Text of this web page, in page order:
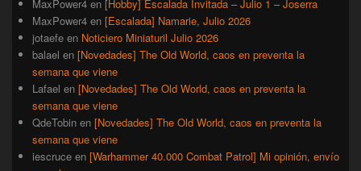
MaxPower4 en [Hobby] Escalada Invitada – Julio 1 – Joserra
MaxPower4 en [Escalada] Namarie, Julio 2026
jotaefe en Noticiero Miniaturil Julio 2026
balael en [Novedades] The Old World, caos en preventa la
semana que viene
Lafael en [Novedades] The Old World, caos en preventa la
semana que viene
QdeTobin en [Novedades] The Old World, caos en preventa la
semana que viene
iescruce en [Warhammer 40.000 Combat Patrol] Mi opinión, envío